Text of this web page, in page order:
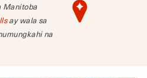
Manitoba
ay wala sa
na